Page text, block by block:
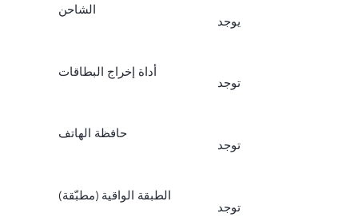
الشاحن
يوجد
أداة إخراج البطاقات
توجد
حافظة الهاتف
توجد
الطبقة الواقية (مطبّقة)
توجد